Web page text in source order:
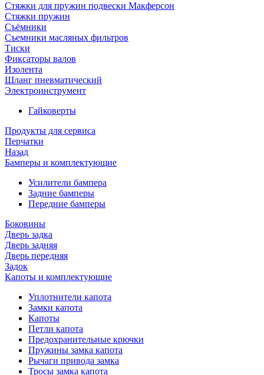
Стяжки для пружин подвески Макферсон
Стяжки пружин
Съёмники
Съемники масляных фильтров
Тиски
Фиксаторы валов
Изолента
Шланг пневматический
Электроинструмент
Гайковерты
Продукты для сервиса
Перчатки
Назад
Бамперы и комплектующие
Усилители бампера
Задние бамперы
Передние бамперы
Боковины
Дверь задка
Дверь задняя
Дверь передняя
Задок
Капоты и комплектующие
Уплотнители капота
Замки капота
Капоты
Петли капота
Предохранительные крючки
Пружины замка капота
Рычаги привода замка
Тросы замка капота